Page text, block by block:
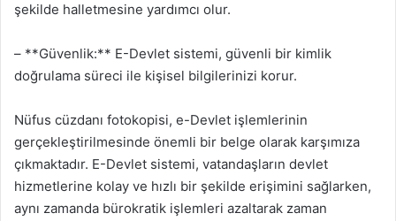
şekilde halletmesine yardımcı olur.
– **Güvenlik:** E-Devlet sistemi, güvenli bir kimlik
doğrulama süreci ile kişisel bilgilerinizi korur.
Nüfus cüzdanı fotokopisi, e-Devlet işlemlerinin
gerçekleştirilmesinde önemli bir belge olarak karşımıza
çıkmaktadır. E-Devlet sistemi, vatandaşların devlet
hizmetlerine kolay ve hızlı bir şekilde erişimini sağlarken,
aynı zamanda bürokratik işlemleri azaltarak zaman